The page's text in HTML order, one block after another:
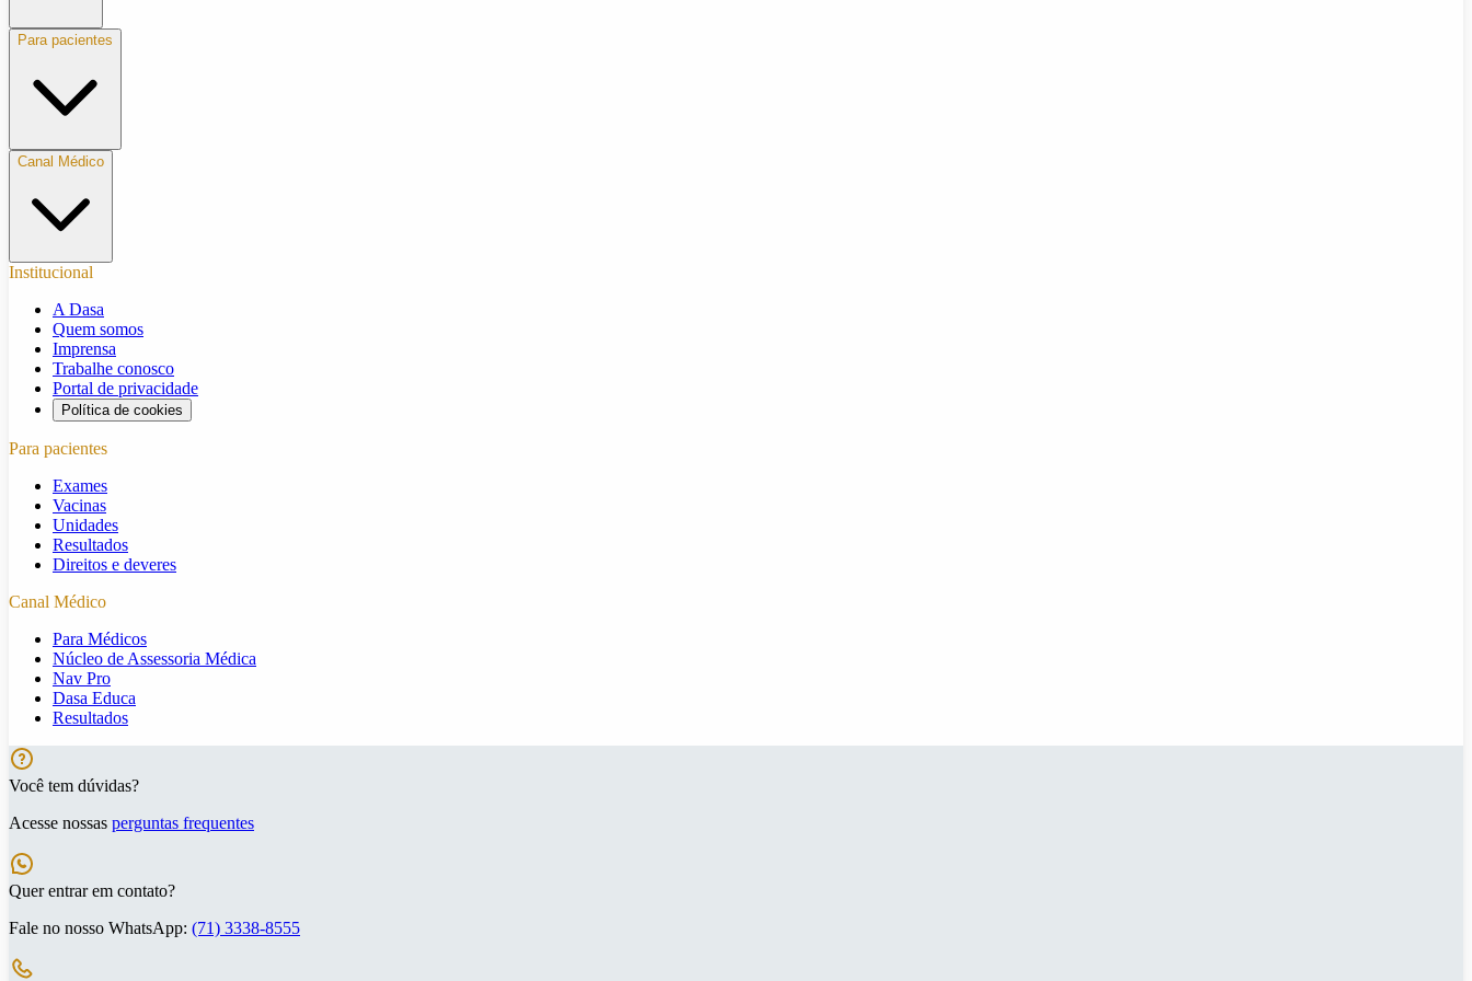
Para pacientes
Canal Médico
Institucional
A Dasa
Quem somos
Imprensa
Trabalhe conosco
Portal de privacidade
Política de cookies
Para pacientes
Exames
Vacinas
Unidades
Resultados
Direitos e deveres
Canal Médico
Para Médicos
Núcleo de Assessoria Médica
Nav Pro
Dasa Educa
Resultados
Você tem dúvidas?
Acesse nossas perguntas frequentes
Quer entrar em contato?
Fale no nosso WhatsApp: (71) 3338-8555